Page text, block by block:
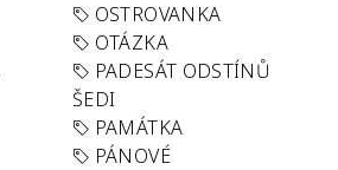
OSTROVANKA
OTÁZKA
PADESÁT ODSTÍNŮ
ŠEDI
PAMÁTKA
PÁNOVÉ